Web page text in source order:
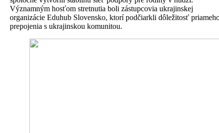
Významným hosťom stretnutia boli zástupcovia ukrajinskej
organizácie Eduhub Slovensko, ktorí podčiarkli dôležitosť
prepojenia s ukrajinskou komunitou.